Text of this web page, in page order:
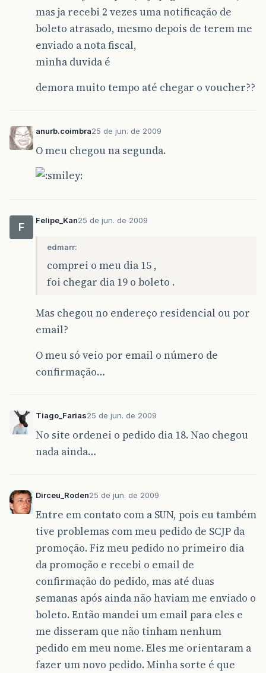
mas ja recebi 2 vezes uma notificação de
boleto atrasado, mesmo depois de terem me
enviado a nota fiscal,
minha duvida é
demora muito tempo até chegar o voucher??
anurb.coimbra25 de jun. de 2009
O meu chegou na segunda.
F
Felipe_Kan25 de jun. de 2009
edmarr:
comprei o meu dia 15 ,
foi chegar dia 19 o boleto .
Mas chegou no endereço residencial ou por
email?
O meu só veio por email o número de
confirmação…
Tiago_Farias25 de jun. de 2009
No site ordenei o pedido dia 18. Nao chegou
nada ainda…
Dirceu_Roden25 de jun. de 2009
Entre em contato com a SUN, pois eu também
tive problemas com meu pedido de SCJP da
promoção. Fiz meu pedido no primeiro dia
da promoção e recebi o email de
confirmação do pedido, mas até duas
semanas após ainda não haviam me enviado o
boleto. Então mandei um email para eles e
me disseram que não tinham nenhum
pedido em meu nome. Eles me orientaram a
fazer um novo pedido. Minha sorte é que